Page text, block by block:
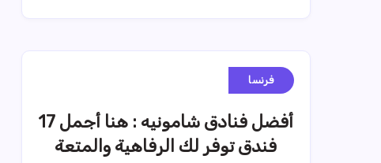
فرنسا
أفضل فنادق شامونيه : هنا أجمل 17
فندق توفر لك الرفاهية والمتعة